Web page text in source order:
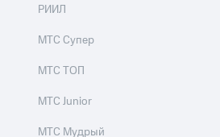
РИИЛ
МТС Супер
МТС ТОП
МТС Junior
МТС Мудрый